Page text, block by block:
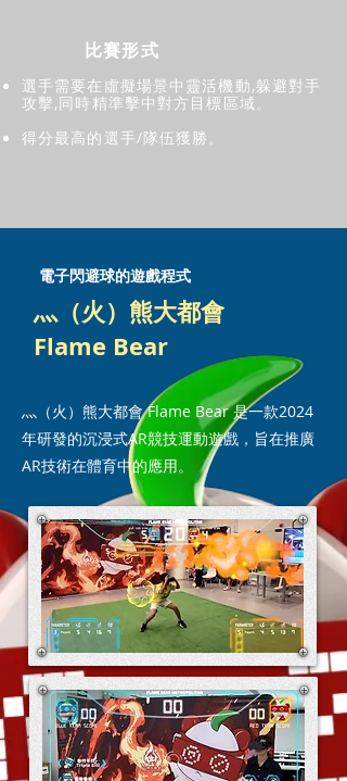
比賽形式
選手需要在虛擬場景中靈活機動,躲避對手
攻擊,同時精準擊中對方目標區域。
得分最高的選手/隊伍獲勝。
灬（火）熊大都會 Flame Bear 是一款2024
年研發的沉浸式AR競技運動遊戲，旨在推廣
AR技術在體育中的應用。​
電子閃避球的遊戲程式
灬（火）熊大都會
Flame Bear